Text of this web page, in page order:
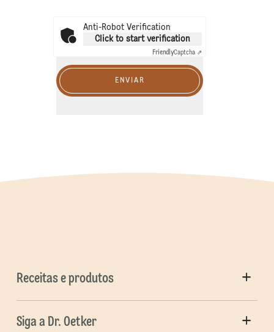
Anti-Robot Verification
Click to start verification
FriendlyCaptcha ⇗
ENVIAR
Receitas e produtos
Siga a Dr. Oetker